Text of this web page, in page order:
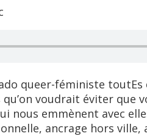
queer-féministe
voudrait éviter
nous emmènent avec
ancrage hors